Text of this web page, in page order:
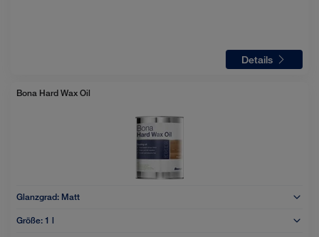
Details
Bona Hard Wax Oil
Glanzgrad: Matt
Größe: 1 l